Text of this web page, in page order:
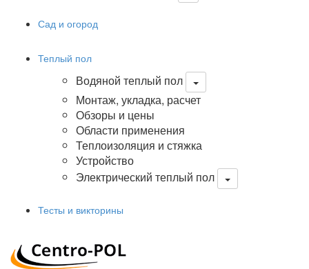
Сад и огород
Теплый пол
Водяной теплый пол
Монтаж, укладка, расчет
Обзоры и цены
Области применения
Теплоизоляция и стяжка
Устройство
Электрический теплый пол
Тесты и викторины